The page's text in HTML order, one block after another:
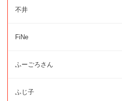
不井
FiNe
ふーごろさん
ふじ子